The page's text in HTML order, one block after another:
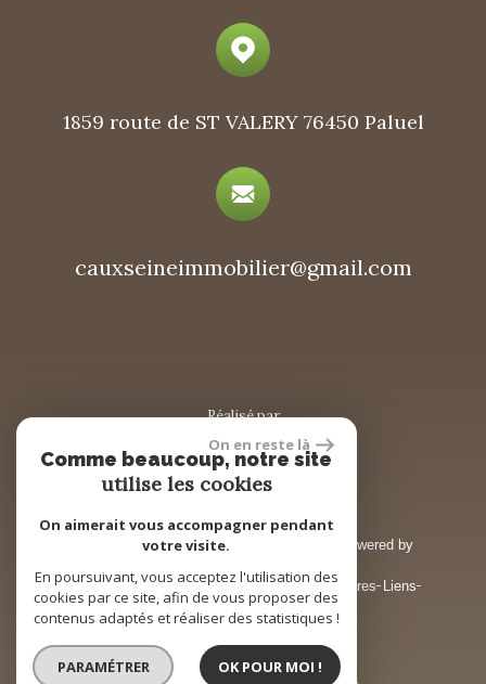
cauxseineimmobilier@gmail.com
1859 route de ST VALERY76450 Paluel
réalisé par
© 2026 | Tous droits réservés | Traduction powered by
Plan du site Mentions légales Barème honoraires Liens
Admin Toutes nos annonces
Site internet compatible multi-supports,
On en reste là
Comme beaucoup, notre site
utilise les cookies
On aimerait vous accompagner pendant
votre visite.
En poursuivant, vous acceptez l'utilisation des
cookies par ce site, afin de vous proposer des
contenus adaptés et réaliser des statistiques !
PARAMÉTRER OK POUR MOI !